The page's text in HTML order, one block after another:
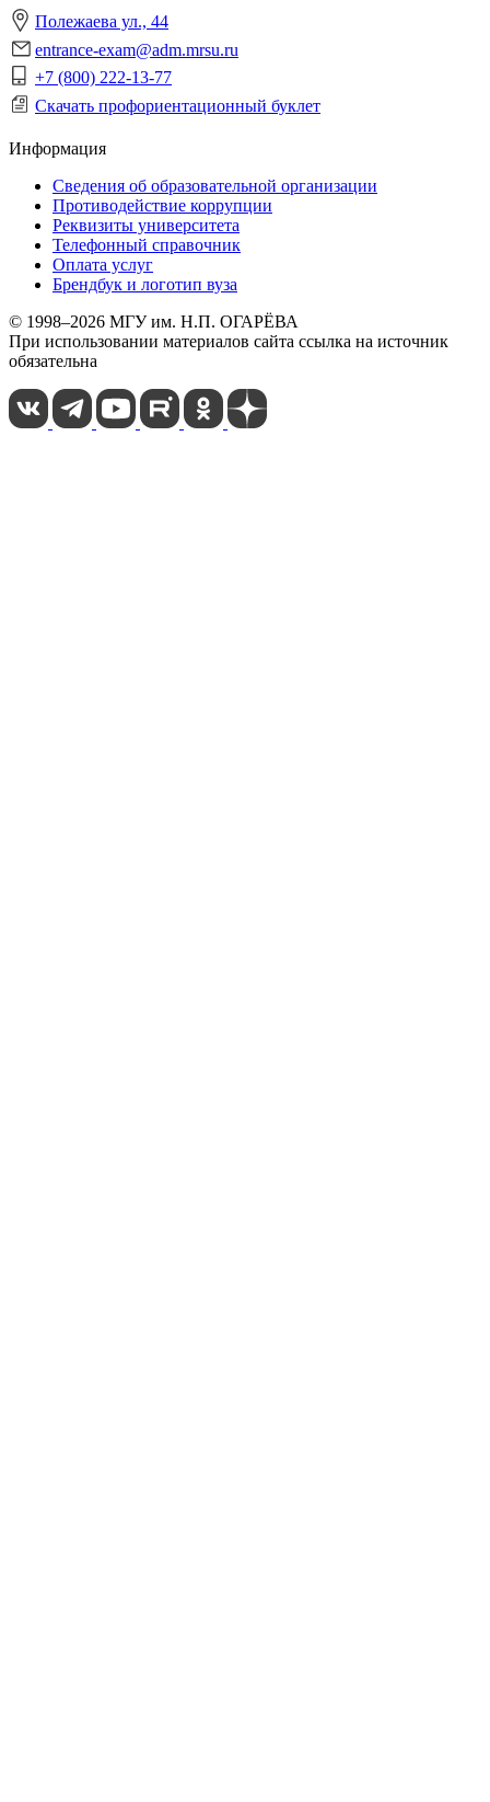
Полежаева ул., 44
entrance-exam@adm.mrsu.ru
+7 (800) 222-13-77
Скачать профориентационный буклет
Информация
Сведения об образовательной организации
Противодействие коррупции
Реквизиты университета
Телефонный справочник
Оплата услуг
Брендбук и логотип вуза
© 1998–2026 МГУ им. Н.П. ОГАРЁВА
При использовании материалов сайта ссылка на источник
обязательна